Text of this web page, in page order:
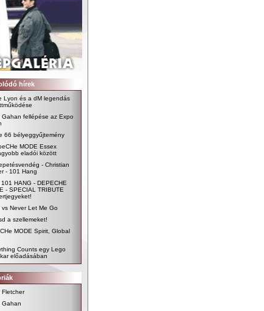
hírek
Lyon és a dM legendás
Gahan fellépése az Expo
66 bélyeggyűjtemény
MODE Essex
eladói között
- Christian
- 101 Hang
101 HANG - DEPECHE
- SPECIAL TRIBUTE
vs Never Let Me Go
a szellemeket!
MODE Spirit, Global
Counts egy Lego
előadásában
Fletcher
Gahan